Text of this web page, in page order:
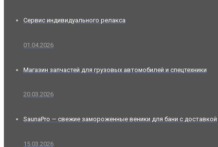
Сервис индивидуального релакса
01.04.2026
Магазин запчастей для грузовых автомобилей и спецтехники
20.03.2026
SaunaPro — свежие замороженные веники для бани с доставкой
15.03.2026